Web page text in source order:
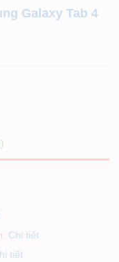
Galaxy Tab 4
Chi tiết
tiết